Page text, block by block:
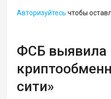
Авторизуйтесь чтобы
ФСБ выявила
сити»